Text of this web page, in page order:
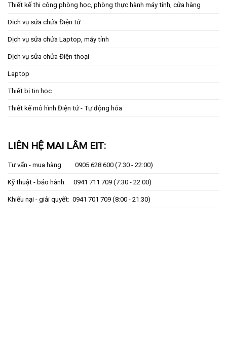
Thiết kế thi công phòng học, phòng thực hành máy tính, cửa hàng
Dịch vụ sửa chửa Điện tử
Dịch vụ sửa chửa Laptop, máy tính
Dịch vụ sửa chửa Điện thoại
Laptop
Thiết bị tin học
Thiết kế mô hình Điện tử - Tự động hóa
LIÊN HỆ MAI LÂM EIT:
Tư vấn - mua hàng: 0905 628 600 (7:30 - 22:00)
Kỹ thuật - bảo hành: 0941 711 709 (7:30 - 22:00)
Khiếu nại - giải quyết: 0941 701 709 (8:00 - 21:30)